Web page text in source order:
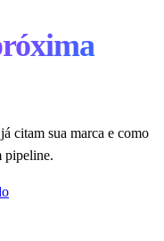
citam sua marca e como
pipeline.